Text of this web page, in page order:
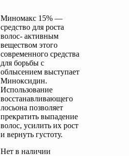
Миномакс 15% —
средство для роста
волос- активным
веществом этого
современного средства
для борьбы с
облысением выступает
Миноксидин.
Использование
восстанавливающего
лосьона позволяет
прекратить выпадение
волос, усилить их рост
и вернуть густоту.
Нет в наличии